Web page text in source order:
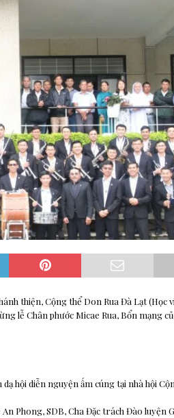
phòng
GIÁO HỘI
HOÀNG
thiện, Cộng thể Don Rua Đà Lạt (Học
lễ Chân phước Micae Rua, Bổn mạng
hội diễn nguyện ấm cúng tại nhà hội
Phong, SDB, Cha Đặc trách Đào luyện